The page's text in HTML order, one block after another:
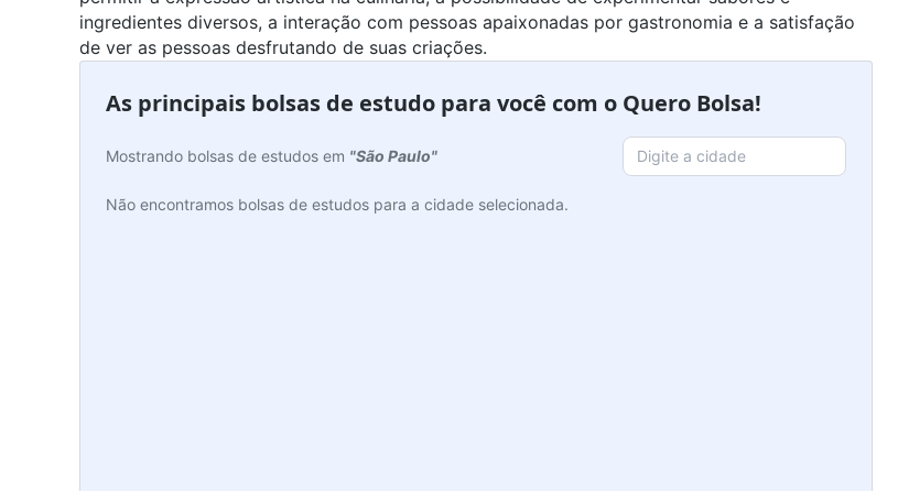
ingredientes diversos, a interação com pessoas apaixonadas por gastronomia e a satisfação
de ver as pessoas desfrutando de suas criações.
As principais bolsas de estudo para você com o Quero Bolsa!
Mostrando bolsas de estudos em "São Paulo"
Não encontramos bolsas de estudos para a cidade selecionada.